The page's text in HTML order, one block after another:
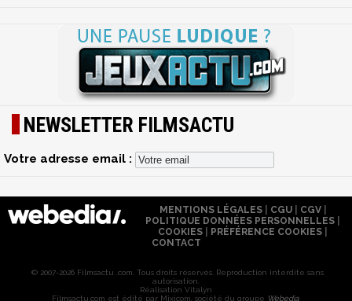
NEWSLETTER FILMSACTU
Votre adresse email :
MENTIONS LÉGALES| CGU| CGV|
POLITIQUE DONNÉES PERSONNELLES
COOKIES
PRÉFÉRENCE COOKIES
CONTACT
© 2007-2026 Filmsactu .com. Tous droits réservés. Reproduction interdite sans
autorisation.
Réalisation Vitalyn
Filmsactu .com est édité par Mixicom, société du groupe Webedia.